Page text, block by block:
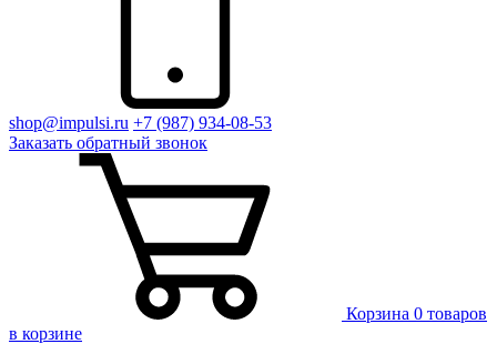
shop@impulsi.ru +7 (987) 934-08-53
Заказать обратный звонок
Корзина 0 товаров
в корзине